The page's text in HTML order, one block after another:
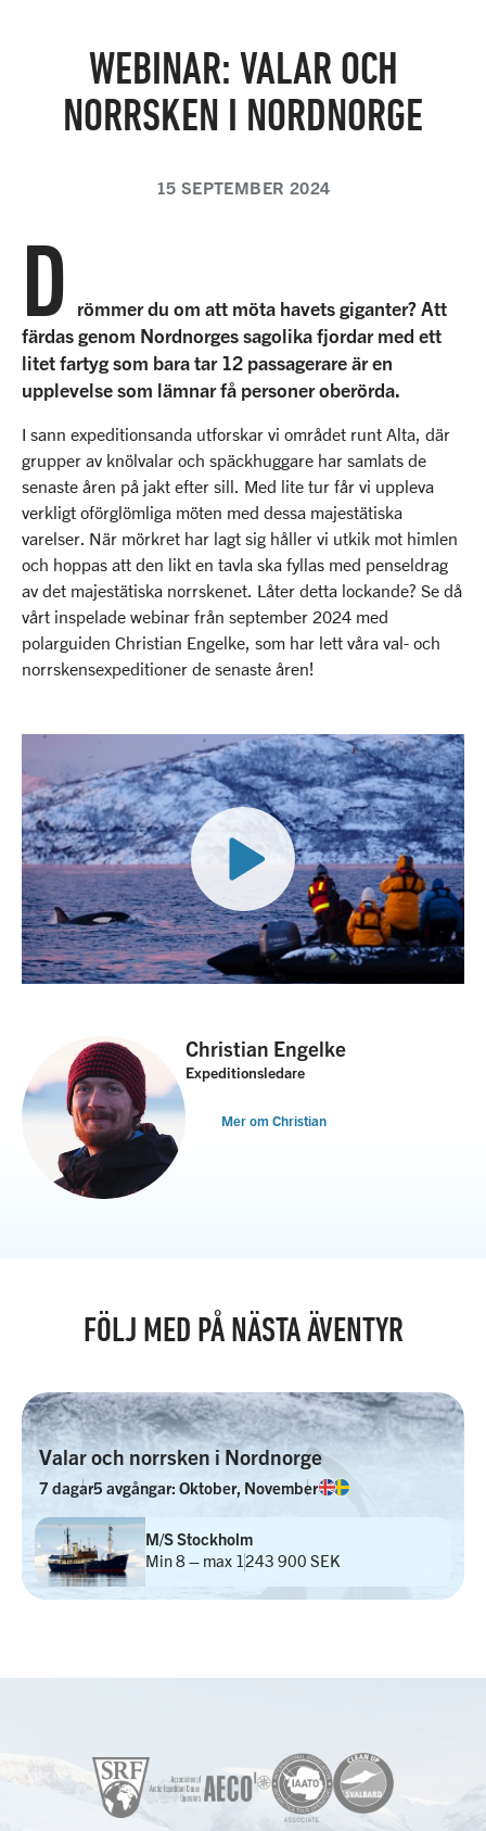
WEBINAR: VALAR OCH
NORRSKEN I NORDNORGE
15 SEPTEMBER 2024
D römmer du om att möta havets giganter? Att
färdas genom Nordnorges sagolika fjordar med ett
litet fartyg som bara tar 12 passagerare är en
upplevelse som lämnar få personer oberörda.
I sann expeditionsanda utforskar vi området runt Alta, där
grupper av knölvalar och späckhuggare har samlats de
senaste åren på jakt efter sill. Med lite tur får vi uppleva
verkligt oförglömliga möten med dessa majestätiska
varelser. När mörkret har lagt sig håller vi utkik mot himlen
och hoppas att den likt en tavla ska fyllas med penseldrag
av det majestätiska norrskenet. Låter detta lockande? Se då
vårt inspelade webinar från september 2024 med
polarguiden Christian Engelke, som har lett våra val- och
norrskensexpeditioner de senaste åren!
Christian Engelke
Expeditionsledare
Mer om Christian
FÖLJ MED PÅ NÄSTA ÄVENTYR
Valar och norrsken i Nordnorge
7 dagar5 avgångar: Oktober, November
M/S Stockholm
Min 8 – max 1243 900 SEK